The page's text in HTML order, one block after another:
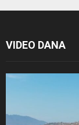
VIDEO DANA